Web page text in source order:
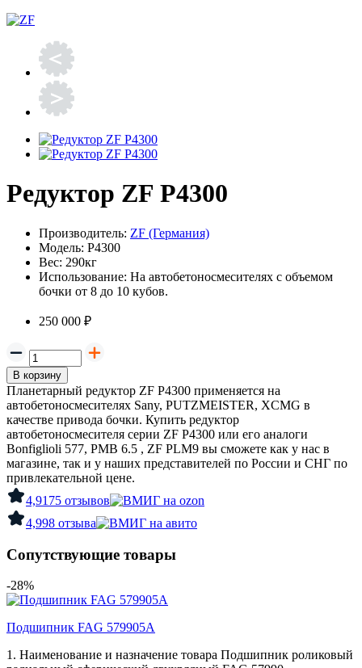
Редуктор ZF P4300
Производитель: ZF (Германия)
Модель: P4300
Вес: 290кг
Использование: На автобетоносмесителях с объемом
бочки от 8 до 10 кубов.
250 000 ₽
В корзину
Планетарный редуктор ZF P4300 применяется на
автобетоносмесителях Sany, PUTZMEISTER, XCMG в
качестве привода бочки. Купить редуктор
автобетоносмесителя серии ZF P4300 или его аналоги
Bonfiglioli 577, PMB 6.5 , ZF PLM9 вы сможете как у нас в
магазине, так и у наших представителей по России и СНГ по
привлекательной цене.
4,9175 отзывов
4,998 отзыва
Сопутствующие товары
-28%
Подшипник FAG 579905A
1. Наименование и назначение товара Подшипник роликовый